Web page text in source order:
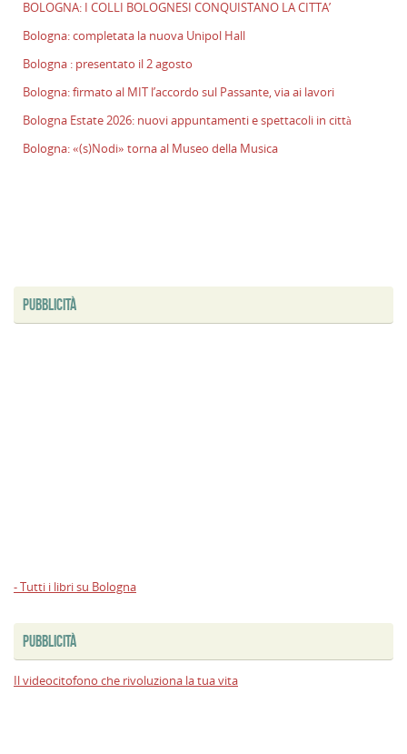
BOLOGNA: I COLLI BOLOGNESI CONQUISTANO LA CITTA’
Bologna: completata la nuova Unipol Hall
Bologna : presentato il 2 agosto
Bologna: firmato al MIT l’accordo sul Passante, via ai lavori
Bologna Estate 2026: nuovi appuntamenti e spettacoli in città
Bologna: «(s)Nodi» torna al Museo della Musica
PUBBLICITÀ
- Tutti i libri su Bologna
PUBBLICITÀ
Il videocitofono che rivoluziona la tua vita